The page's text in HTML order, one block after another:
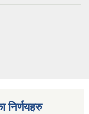
निर्णयहरु